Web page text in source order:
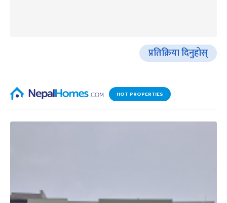
प्रतिक्रिया दिनुहोस्
HOT PROPERTIES